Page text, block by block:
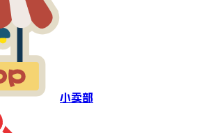
小卖部